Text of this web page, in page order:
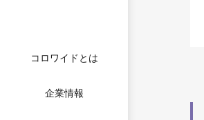
コロワイドとは
企業情報
株主の皆様へ
株主との建設的な